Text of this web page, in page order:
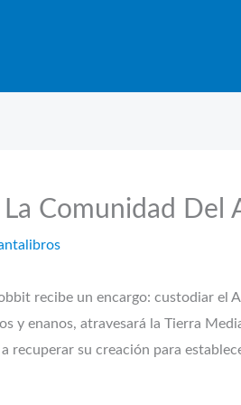
Comunidad Del
recibe un encargo: custodiar
y enanos, atravesará la Tierra
recuperar su creación para